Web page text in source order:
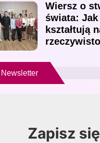
Wiersz o
świata: Jak
kształtują
Newsletter
Zapisz